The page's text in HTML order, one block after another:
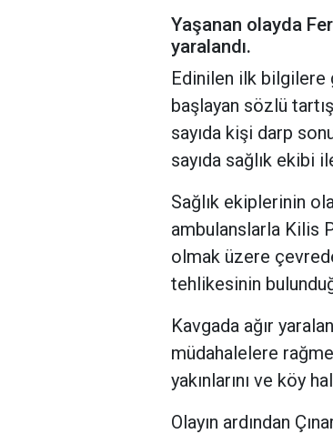
Yaşanan olayda
yaralandı.
Edinilen ilk bilgilere
başlayan sözlü
sayıda kişi darp
sayıda sağlık ekibi
Sağlık ekiplerinin
ambulanslarla Kilis
olmak üzere
tehlikesinin
Kavgada ağır
müdahalelere
yakınlarını ve köy
Olayın ardından